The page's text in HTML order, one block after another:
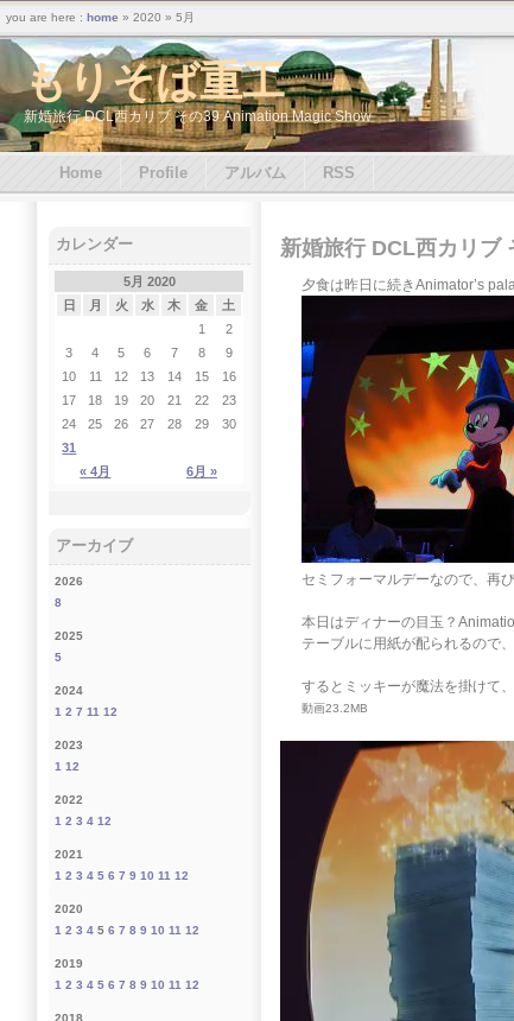
もりそば重工
新婚旅行 DCL西カリブ その39 Animation Magic Show
新婚旅行 DCL西カリ
夕食は昨日に続きAnimator’s
セミフォーマルデーなので、再
本日はディナーの目玉？
テーブルに用紙が配られるので
するとミッキーが魔法を掛けて
動画23.2MB
カレンダー
5月 2020
日
月 火 水 木 金 土
« 4月 6月 »
1
2
3
4 5 6 7 8
9
10
11 12 13 14 15
16
17
18 19 20 21 22
23
24
25 26 27 28 29
30
31
アーカイブ
2026
8
2025
5
2024
1 2 7 11 12
2023
1 12
2022
1 2 3 4 12
2021
1 2 3 4 5 6 7 9 10 11 12
2020
1 2 3 4 5 6 7 8 9 10 11 12
2019
1 2 3 4 5 6 7 8 9 10 11 12
Home Profile アルバム RSS
you are here : home » 2020 » 5月